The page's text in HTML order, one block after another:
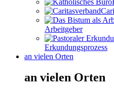
Arbeitgeber
Erkundungsprozess
an vielen Orten
an vielen Orten